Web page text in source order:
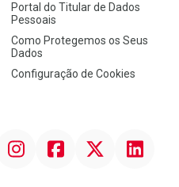
Portal do Titular de Dados
Pessoais
Como Protegemos os Seus
Dados
Configuração de Cookies
InstagramFacebookTwitter Linkedin